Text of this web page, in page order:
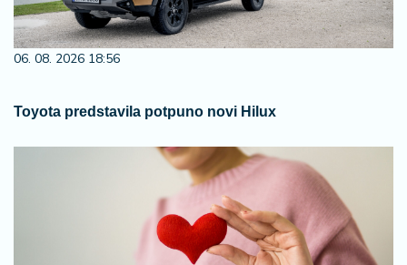
06. 08. 2026 18:56
Toyota predstavila potpuno novi Hilux